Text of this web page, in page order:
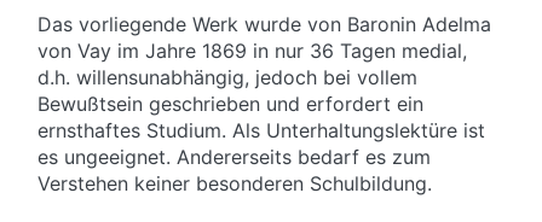
Das vorliegende Werk wurde von Baronin Adelma
von Vay im Jahre 1869 in nur 36 Tagen medial,
d.h. willensunabhängig, jedoch bei vollem
Bewußtsein geschrieben und erfordert ein
ernsthaftes Studium. Als Unterhaltungslektüre ist
es ungeeignet. Andererseits bedarf es zum
Verstehen keiner besonderen Schulbildung.